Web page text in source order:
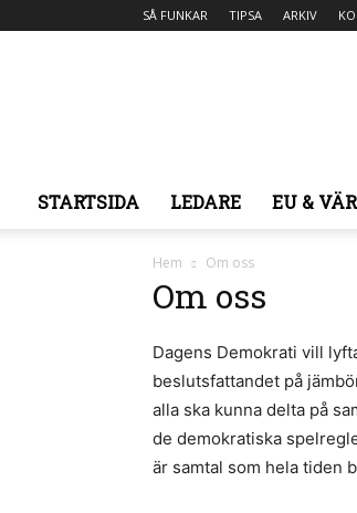
SÅ FUNKAR TIPSA ARKIV
STARTSIDA LEDARE EU &
Hem Om oss
Om oss
Dagens Demokrati vill
beslutsfattandet på
alla ska kunna delta på
de demokratiska
är samtal som hela tiden